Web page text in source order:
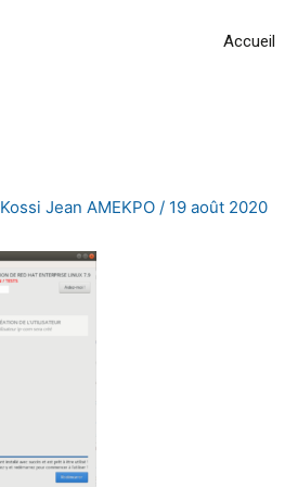
Accueil
Kossi Jean AMEKPO / 19 août 2020